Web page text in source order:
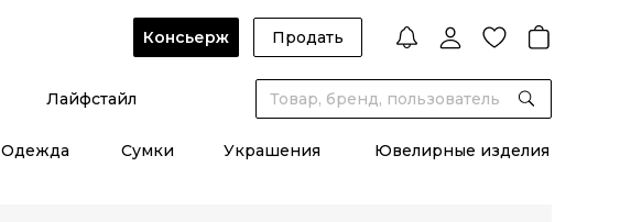
Консьерж Продать
Лайфстайл
Одежда Сумки Украшения Ювелирные изделия